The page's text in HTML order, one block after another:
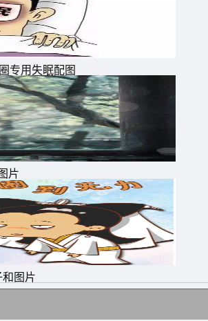
专用失眠配图
片
图片